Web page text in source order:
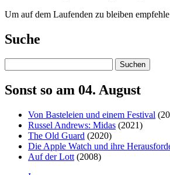
Um auf dem Laufenden zu bleiben
Suche
Suchen
Sonst so am 04. August
Von Basteleien und einem Festival
Russel Andrews: Midas (2021)
The Old Guard (2020)
Die Apple Watch und ihre
Auf der Lott (2008)